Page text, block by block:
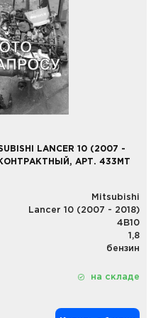
LANCER 10 (2007 -
АРТ. 433MT
Mitsubishi
Lancer 10 (2007 - 2018)
4B10
1,8
бензин
на складе